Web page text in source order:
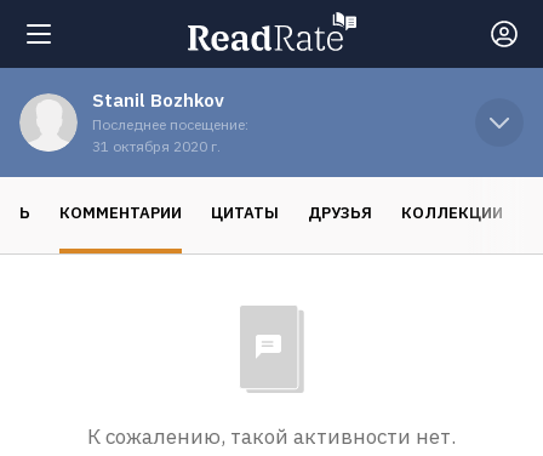
Поиск
Экранизации
Stanil Bozhkov
Последнее посещение:
31 октября 2020 г.
КОММЕНТАРИИ ЦИТАТЫ ДРУЗЬЯ КОЛЛЕКЦИИ
К сожалению, такой активности нет.